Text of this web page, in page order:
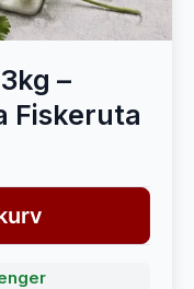
–
Fiskeruta